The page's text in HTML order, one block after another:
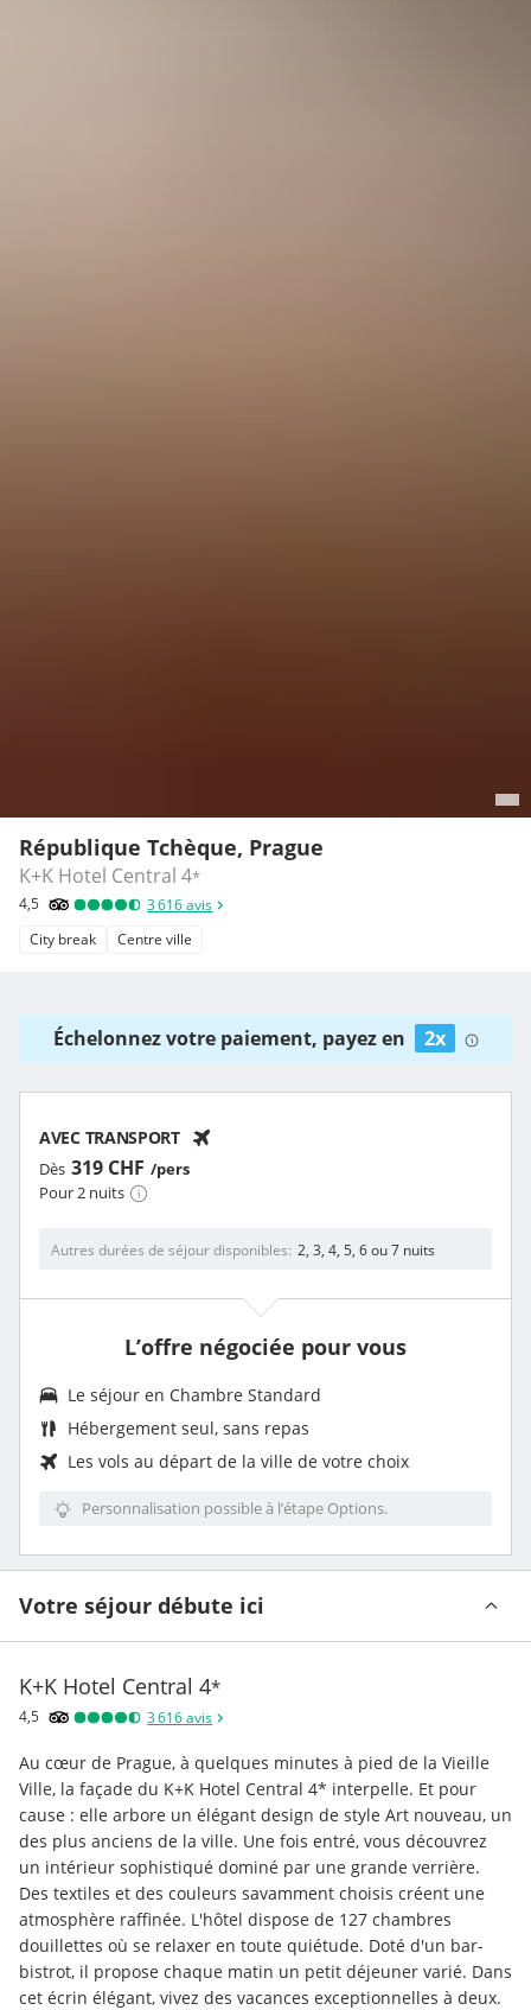
République Tchèque, Prague
K+K Hotel Central 4*
4,5 3 616avis
City break
Centre ville
Échelonnez votre paiement, payez en 2x
AVEC TRANSPORT
Dès 319 CHF /pers
Pour 2 nuits
Autres durées de séjour disponibles 2, 3, 4, 5, 6 ou 7 nuits
L’offre négociée pour vous
Le séjour en Chambre Standard
Hébergement seul, sans repas
Les vols au départ de la ville de votre choix
Personnalisation possible à l’étape Options.
Votre séjour débute ici
K+K Hotel Central 4*
4,5 3 616avis
Au cœur de Prague, à quelques minutes à pied de la Vieille
Ville, la façade du K+K Hotel Central 4* interpelle. Et pour
cause : elle arbore un élégant design de style Art nouveau, un
des plus anciens de la ville. Une fois entré, vous découvrez
un intérieur sophistiqué dominé par une grande verrière.
Des textiles et des couleurs savamment choisis créent une
atmosphère raffinée. L'hôtel dispose de 127 chambres
douillettes où se relaxer en toute quiétude. Doté d'un bar-
bistrot, il propose chaque matin un petit déjeuner varié. Dans
cet écrin élégant, vivez des vacances exceptionnelles à deux.